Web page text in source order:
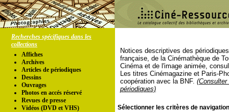
Recherches spécifiques dans les
collections
Affiches
Archives
Articles de périodiques
Dessins
Ouvrages
Photos en accés réservé
Revues de presse
Vidéos (DVD et VHS)
Notices descriptives des
française, de la Cinémathèque de
Cinéma et de l'image animée,
Les titres Cinémagazine et Paris-
coopération avec la BNF.
périodiques)
Sélectionner les critères de